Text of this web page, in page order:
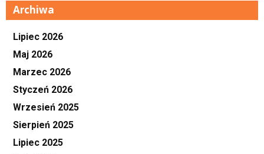
Archiwa
Lipiec 2026
Maj 2026
Marzec 2026
Styczeń 2026
Wrzesień 2025
Sierpień 2025
Lipiec 2025